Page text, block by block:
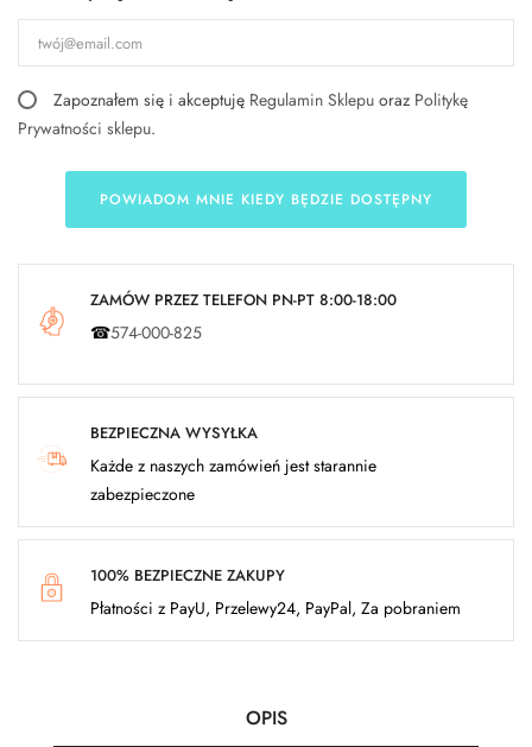
Zapoznałem się i akceptuję Regulamin Sklepu oraz Politykę
Prywatności sklepu.
POWIADOM MNIE KIEDY BĘDZIE DOSTĘPNY
ZAMÓW PRZEZ TELEFON PN-PT 8:00-18:00
☎574-000-825
BEZPIECZNA WYSYŁKA
Każde z naszych zamówień jest starannie
zabezpieczone
100% BEZPIECZNE ZAKUPY
Płatności z PayU, Przelewy24, PayPal, Za pobraniem
OPIS